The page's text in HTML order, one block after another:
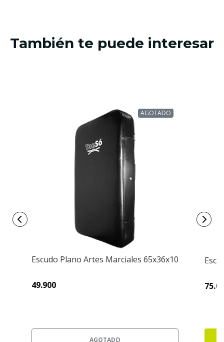
También te puede interesar
AGOTADO
Escudo Plano Artes Marciales 65x36x10
49.900
AGOTADO